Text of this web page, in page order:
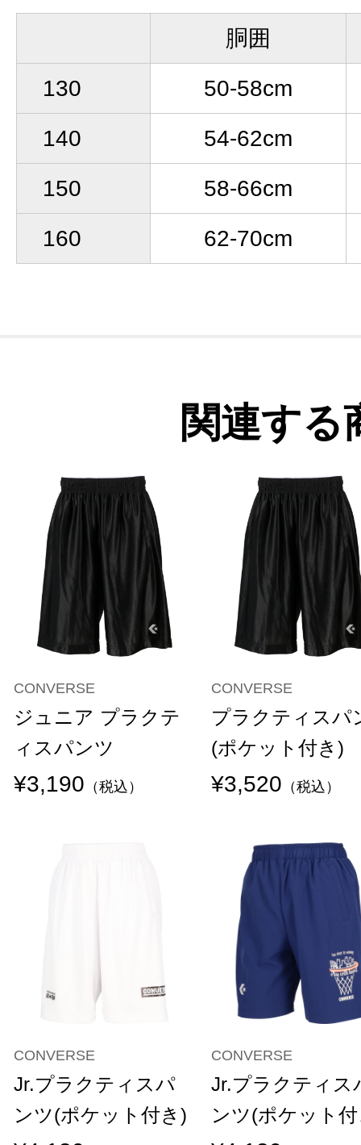
胴囲
130
50-58cm
140
54-62cm
150
58-66cm
160
62-70cm
関連する
CONVERSE
ジュニア プラクテ
ィスパンツ
¥3,190 （税込）
CONVERSE
プラクティスパ
(ポケット付き)
¥3,520 （税込）
CONVERSE
Jr.プラクティスパ
ンツ(ポケット付き)
CONVERSE
Jr.プラクティス
ンツ(ポケット